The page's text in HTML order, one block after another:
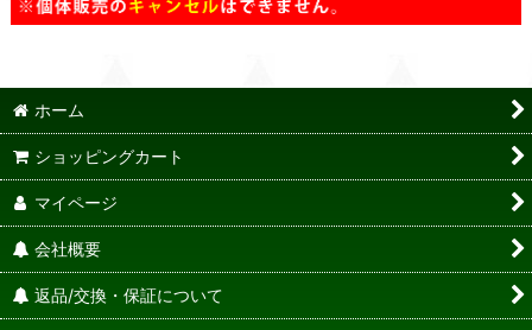
ホーム
ショッピングカート
マイページ
会社概要
返品/交換・保証について